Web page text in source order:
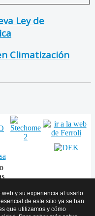
Ley de
Climatización
y su experiencia al usarlo.
de este sitio ya se han
que utilizamos y cómo